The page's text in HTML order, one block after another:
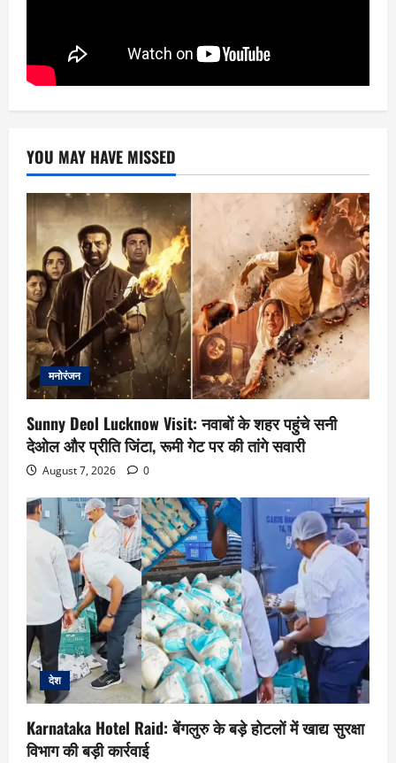
YOU MAY HAVE MISSED
मनोरंजन
Sunny Deol Lucknow Visit: नवाबों के शहर पहुंचे सनी
देओल और प्रीति जिंटा, रूमी गेट पर की तांगे सवारी
August 7, 2026 0
देश
Karnataka Hotel Raid: बेंगलुरु के बड़े होटलों में खाद्य सुरक्षा
विभाग की बड़ी कार्रवाई